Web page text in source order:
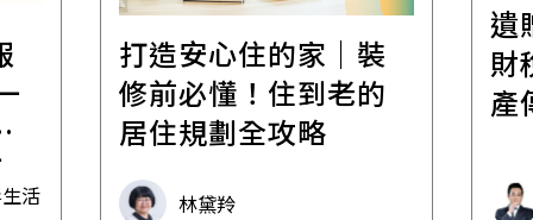
活
打造安心住的家｜裝
修前必懂！住到老的
居住規劃全攻略
林黛羚
遺
財
產